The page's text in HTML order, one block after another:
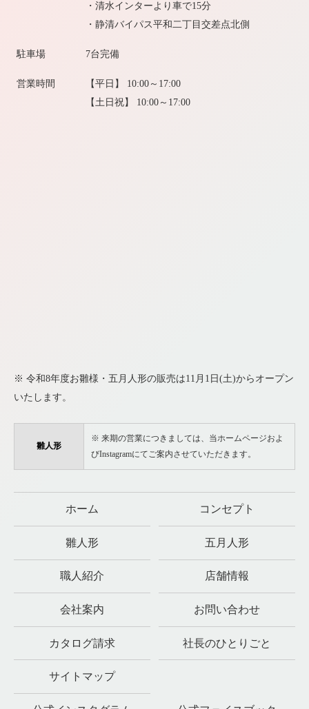
・清水インターより車で15分
・静清バイパス平和二丁目交差点北側
駐車場 7台完備
営業時間
【平日】 10:00～17:00
【土日祝】 10:00～17:00
※ 令和8年度お雛様・五月人形の販売は11月1日(土)からオープン
いたします。
雛人形
※ 来期の営業につきましては、当ホームページおよ
びInstagramにてご案内させていただきます。
ホーム コンセプト
雛人形 五月人形
職人紹介 店舗情報
会社案内 お問い合わせ
カタログ請求 社長のひとりごと
サイトマップ